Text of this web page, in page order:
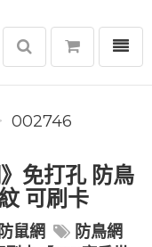
選單
002746
免打孔 防鳥
可刷卡
鼠網
防鳥網